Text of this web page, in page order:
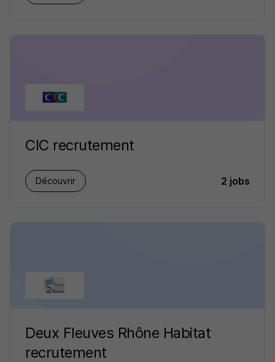
CIC recrutement
Découvrir 2 jobs
Deux Fleuves Rhône Habitat
recrutement